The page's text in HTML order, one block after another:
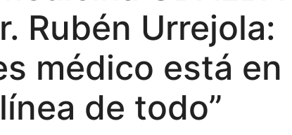
Rubén Urrejola:
médico está en
de todo”